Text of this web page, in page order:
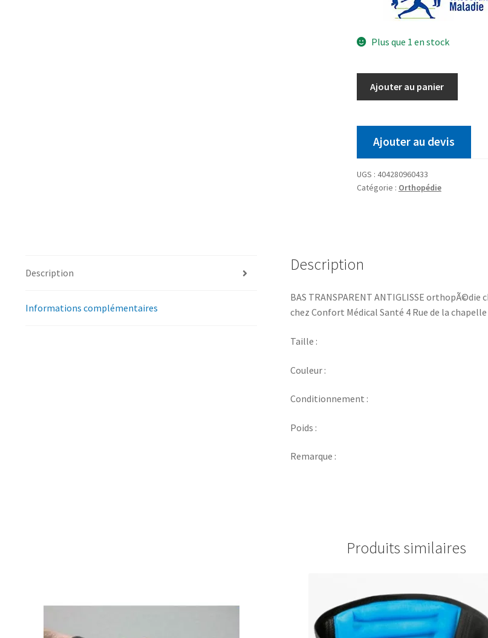
Plus que 1 en stock
Ajouter au panier
Ajouter au devis
UGS : 404280960433
Catégorie : Orthopédie
Description
Informations complémentaires
Description
BAS TRANSPARENT ANTIGLISSE
chez Confort Médical Santé 4 Rue de la
Taille :
Couleur :
Conditionnement :
Poids :
Remarque :
Produits similaires